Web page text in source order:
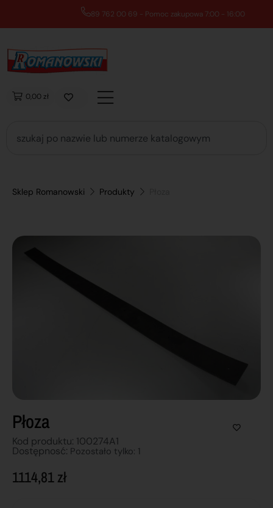
89 762 00 69 - Pomoc zakupowa 7:00 - 16:00
0,00 zł
Sklep Romanowski Produkty
Płoza
Kod produktu: 100274A1
Dostępnosć: Pozostało tylko: 1
1114,81zł